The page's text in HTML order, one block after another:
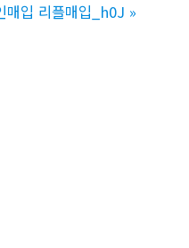
입 리플매입_h0J »